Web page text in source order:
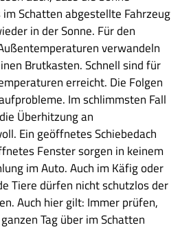
Schatten abgestellte Fahrzeug
in der Sonne. Für den
verwandeln
Brutkasten. Schnell sind für
erreicht. Die Folgen
Im schlimmsten Fall
Überhitzung an
Ein geöffnetes Schiebedach
Fenster sorgen in keinem
im Auto. Auch im Käfig oder
Tiere dürfen nicht schutzlos der
Auch hier gilt: Immer prüfen,
Tag über im Schatten